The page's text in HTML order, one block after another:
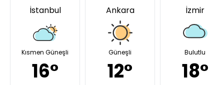
İstanbul
Kısmen Güneşli
16°
Ankara
Güneşli
12°
İzmir
Bulutlu
18°